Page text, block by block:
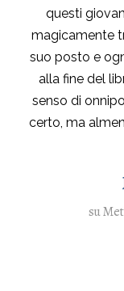
questi
magicamente
suo posto e
alla fine del
senso di
certo, ma
su